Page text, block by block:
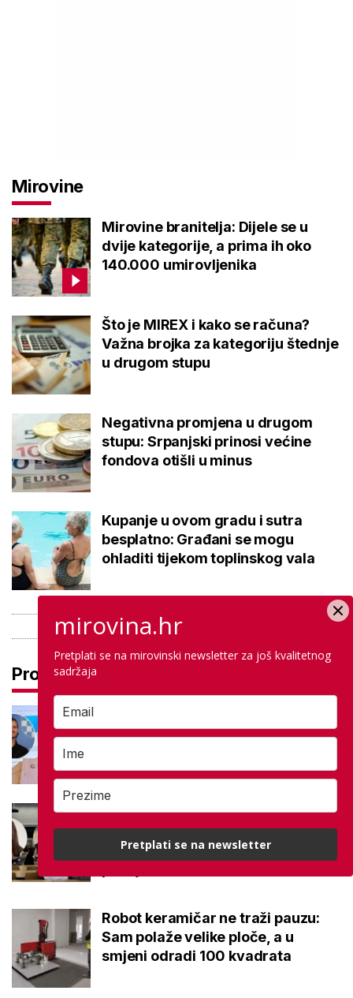
Mirovine
Mirovine branitelja: Dijele se u
dvije kategorije, a prima ih oko
140.000 umirovljenika
Što je MIREX i kako se računa?
Važna brojka za kategoriju štednje
u drugom stupu
Negativna promjena u drugom
stupu: Srpanjski prinosi većine
fondova otišli u minus
Kupanje u ovom gradu i sutra
besplatno: Građani se mogu
ohladiti tijekom toplinskog vala
Pročitaj još
potpuno različitih predmeta: Stižu
Kakvi su danas studenti? 'Dolaze
na fakultet naviknuti dati točan
odgovor, a ne postaviti dobro
Robot keramičar ne traži pauzu:
Sam polaže velike ploče, a u
smjeni odradi 100 kvadrata
mirovina.hr
Pretplati se na mirovinski newsletter za još kvalitetnog
sadržaja
Pretplati se na newsletter